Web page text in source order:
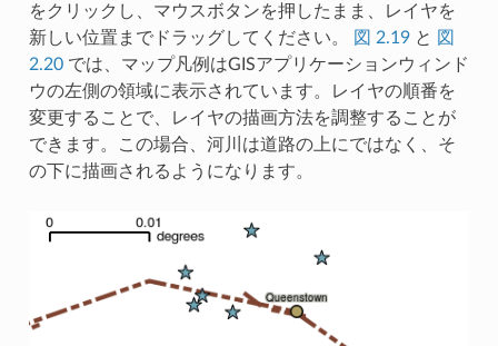
をクリックし、マウスボタンを押したまま、レイヤを
新しい位置までドラッグしてください。
図 2.19と 図
2.20では、マップ凡例はGISアプリケーションウィンド
ウの左側の領域に表示されています。レイヤの順番を
変更することで、レイヤの描画方法を調整することが
できます。この場合、河川は道路の上にではなく、そ
の下に描画されるようになります。